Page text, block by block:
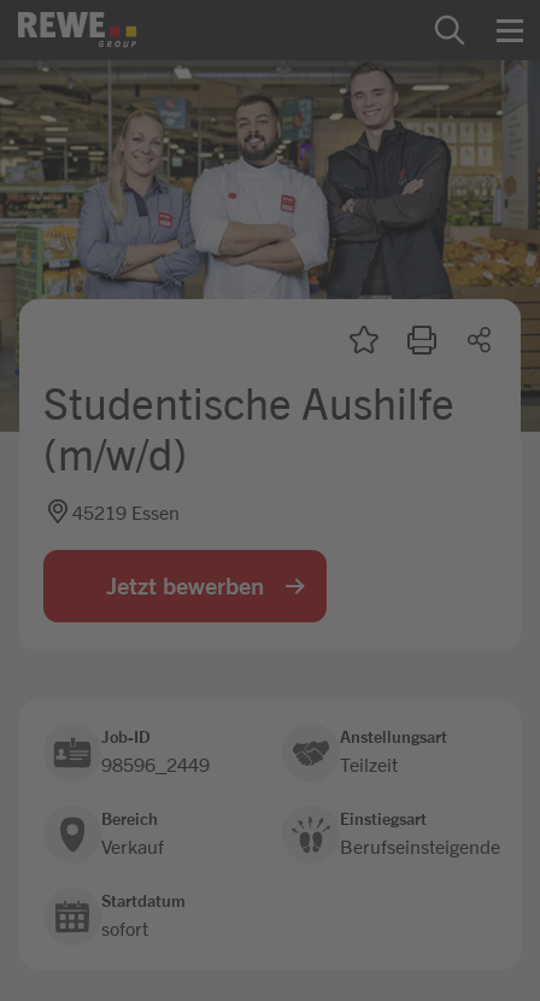
Zum Inhalt springen
Startseite
REWE Group als Arbeitgeber
Ausbildung & Studium
Praktikum & Werkstudium
Mein Kandidat:innenprofil
Studentische Aushilfe
(m/w/d)
45219 Essen
Jetzt bewerben
Job-ID
98596_2449
Anstellungsart
Teilzeit
Bereich
Verkauf
Einstiegsart
Berufseinsteigende
Startdatum
sofort